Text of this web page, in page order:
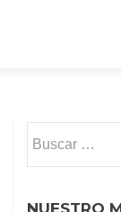
NUESTRO